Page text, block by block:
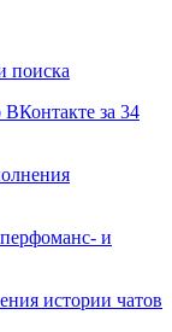
поиска
за 34
и
истории чатов